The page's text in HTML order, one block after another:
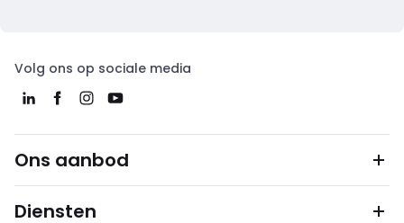
Volg ons op sociale media
Ons aanbod
Diensten